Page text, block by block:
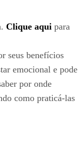
Clique aqui para
seus benefícios
emocional e pode
por onde
como praticá-las